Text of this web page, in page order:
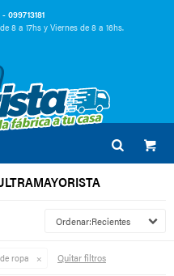
099713181
8 a 17hs y Viernes de 8 a 16hs.
Recientes
ropa Quitar filtros